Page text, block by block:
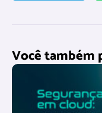
Você também